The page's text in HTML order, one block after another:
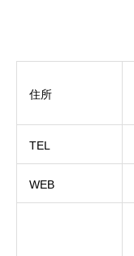
住所
TEL
WEB